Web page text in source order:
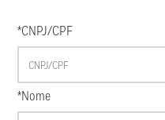
*CNPJ/CPF
*Nome